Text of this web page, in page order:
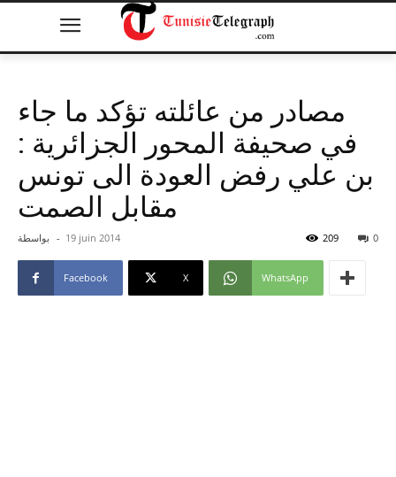
مصادر من عائلته تؤكد ما جاء
في صحيفة المحور الجزائرية :
بن علي رفض العودة الى تونس
مقابل الصمت
بواسطة - 19 juin 2014 0
209
Facebook X WhatsApp